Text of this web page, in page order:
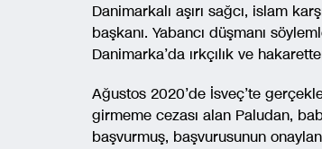
Danimarkalı aşırı sağcı, islam
başkanı. Yabancı düşmanı
Danimarka’da ırkçılık ve
Ağustos 2020’de İsveç’te
girmeme cezası alan Paludan,
başvurmuş, başvurusunun